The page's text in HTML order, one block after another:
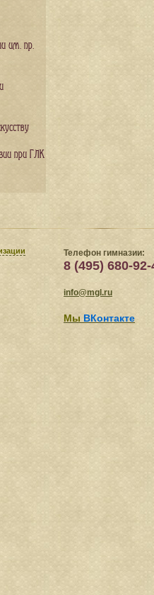
им. пр.
при ГЛК
Телефон гимназии:
8 (495) 680-92-
info@mgl.ru
Мы ВКонтакте